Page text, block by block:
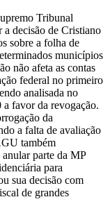
Tribunal
a decisão de Cristiano
sobre a folha de
municípios
não afeta as contas
federal no primeiro
analisada no
favor da revogação.
da
a falta de avaliação
também
parte da MP
para
sua decisão com
de grandes